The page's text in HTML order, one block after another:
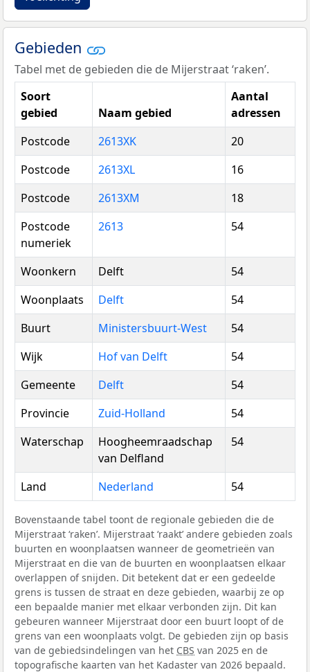
Gebieden
Tabel met de gebieden die de Mijerstraat ‘raken’.
Soort
gebied
Naam gebied
Aantal
adressen
Postcode
2613XK
20
Postcode
2613XL
16
Postcode
2613XM
18
Postcode
numeriek
2613 54
Woonkern Delft
54
Woonplaats
Delft
54
Buurt
Ministersbuurt-West
54
Wijk
Hof van Delft
54
Gemeente
Delft
54
Provincie
Zuid-Holland
54
Waterschap
Hoogheemraadschap
van Delfland
54
Land Nederland 54
Bovenstaande tabel toont de regionale gebieden die de
Mijerstraat ‘raken’. Mijerstraat ‘raakt’ andere gebieden zoals
buurten en woonplaatsen wanneer de geometrieën van
Mijerstraat en die van de buurten en woonplaatsen elkaar
overlappen of snijden. Dit betekent dat er een gedeelde
grens is tussen de straat en deze gebieden, waarbij ze op
een bepaalde manier met elkaar verbonden zijn. Dit kan
gebeuren wanneer Mijerstraat door een buurt loopt of de
grens van een woonplaats volgt. De gebieden zijn op basis
van de gebiedsindelingen van het CBS van 2025 en de
topografische kaarten van het Kadaster van 2026 bepaald.